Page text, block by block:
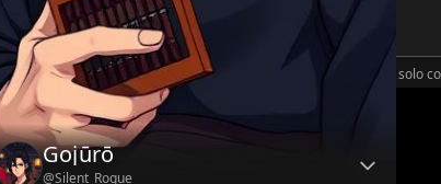
Chatbot de IA: No humano. Mensajes ficticios
Gojūrō
@Silent_Rogue